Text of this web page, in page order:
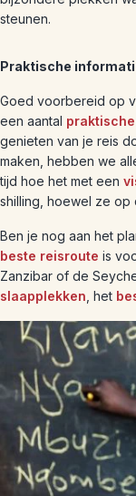
steunen.
Praktische
Goed voorbereid op
een aantal
genieten van je reis
maken, hebben we
tijd hoe het met een
shilling, hoewel ze op
Ben je nog aan het
beste reisroute is
Zanzibar of de
slaapplekken , het